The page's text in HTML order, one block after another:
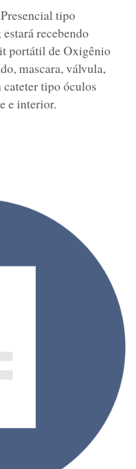
tipo
recebendo
portátil de Oxigênio
mascara, válvula,
tipo óculos
e interior.